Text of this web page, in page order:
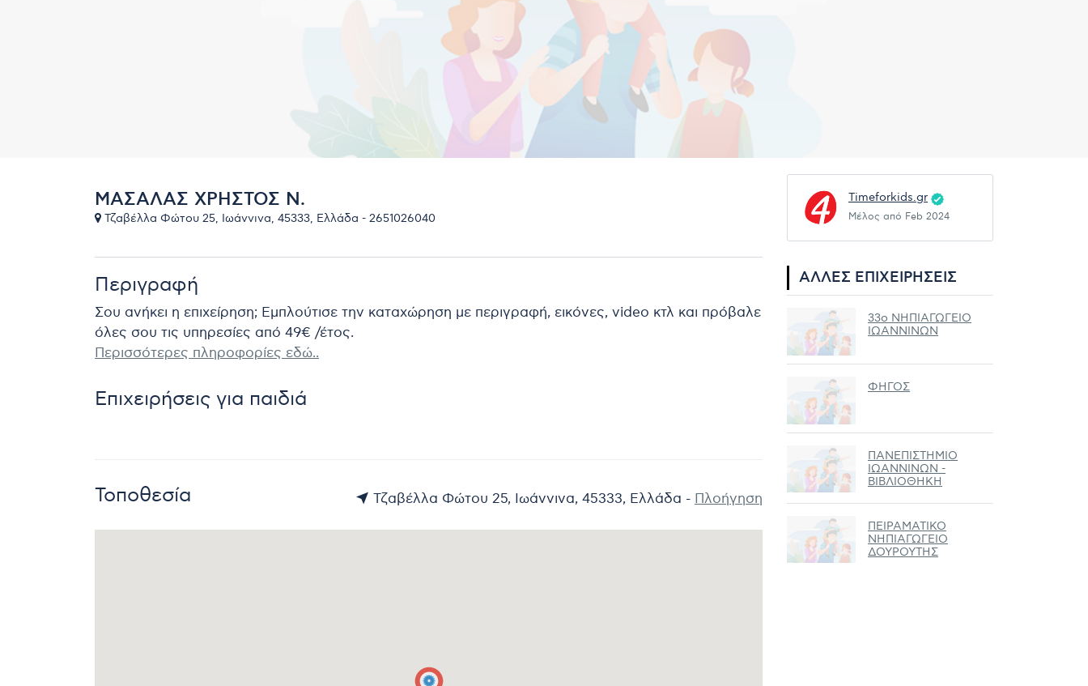
ΜΑΣΑΛΑΣ ΧΡΗΣΤΟΣ Ν.
Τζαβέλλα Φώτου 25, Ιωάννινα, 45333, Ελλάδα - 2651026040
Περιγραφή
Σου ανήκει η επιχείρηση; Εμπλούτισε την καταχώρηση με περιγραφή, εικόνες, video κτλ και πρόβαλε
όλες σου τις υπηρεσίες από 49€ /έτος.
Περισσότερες πληροφορίες εδώ..
Επιχειρήσεις για παιδιά
Τοποθεσία Τζαβέλλα Φώτου 25, Ιωάννινα, 45333, Ελλάδα - Πλοήγηση
Timeforkids.gr
Μέλος από Feb 2024
ΆΛΛΕΣ ΕΠΙΧΕΙΡΉΣΕΙΣ
33ο ΝΗΠΙΑΓΩΓΕΙΟ
ΙΩΑΝΝΙΝΩΝ
ΦΗΓΟΣ
ΠΑΝΕΠΙΣΤΗΜΙΟ
ΙΩΑΝΝΙΝΩΝ -
ΒΙΒΛΙΟΘΗΚΗ
ΠΕΙΡΑΜΑΤΙΚΟ
ΝΗΠΙΑΓΩΓΕΙΟ
ΔΟΥΡΟΥΤΗΣ